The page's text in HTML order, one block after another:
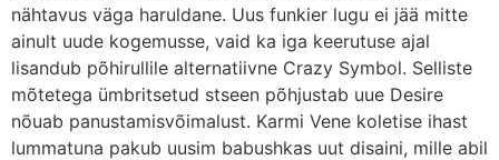
nähtavus väga haruldane. Uus funkier lugu ei jää mitte
ainult uude kogemusse, vaid ka iga keerutuse ajal
lisandub põhirullile alternatiivne Crazy Symbol. Selliste
mõtetega ümbritsetud stseen põhjustab uue Desire
nõuab panustamisvõimalust. Karmi Vene koletise ihast
lummatuna pakub uusim babushkas uut disaini, mille abil